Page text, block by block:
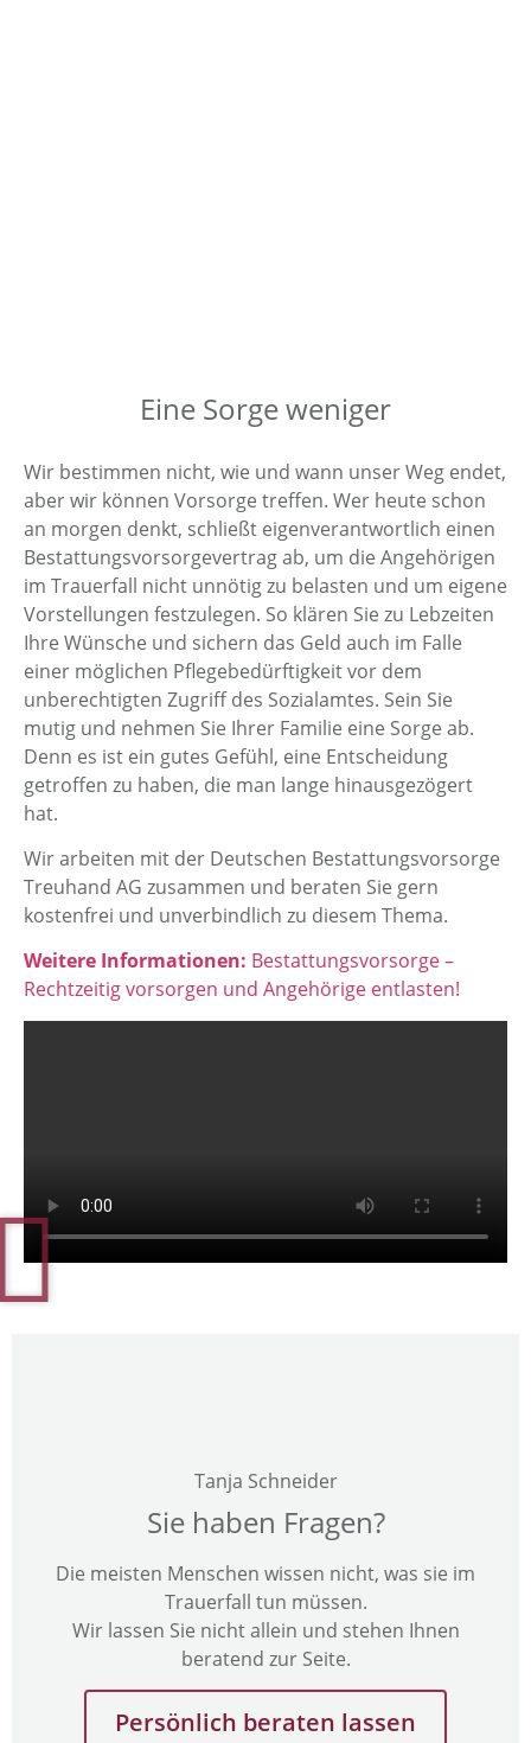
Eine Sorge weniger
Wir bestimmen nicht, wie und wann unser Weg endet,
aber wir können Vorsorge treffen. Wer heute schon
an morgen denkt, schließt eigen­verantwortlich einen
Bestattungs­vorsorgevertrag ab, um die Angehörigen
im Trauerfall nicht unnötig zu belasten und um eigene
Vorstellungen festzulegen. So klären Sie zu Lebzeiten
Ihre Wünsche und sichern das Geld auch im Falle
einer möglichen Pflegebedürftigkeit vor dem
unberechtigten Zugriff des Sozialamtes. Sein Sie
mutig und nehmen Sie Ihrer Familie eine Sorge ab.
Denn es ist ein gutes Gefühl, eine Entscheidung
getroffen zu haben, die man lange hinausge­zögert
hat.
Wir arbeiten mit der Deutschen Bestattungsvorsorge
Treuhand AG zusammen und beraten Sie gern
kostenfrei und unverbindlich zu diesem Thema.
Weitere Informationen: Bestattungsvorsorge –
Rechtzeitig vorsorgen und Angehörige entlasten!
Tanja Schneider
Sie haben Fragen?
Die meisten Menschen wissen nicht, was sie im
Trauerfall tun müssen.
Wir lassen Sie nicht allein und stehen Ihnen
beratend zur Seite.
Persönlich beraten lassen